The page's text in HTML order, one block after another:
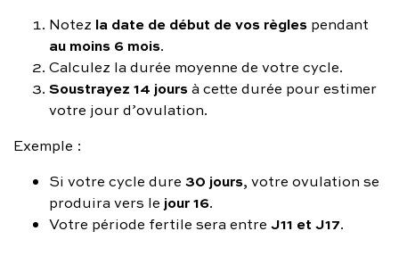
Notez la date de début de vos règles pendant
au moins 6 mois.
Calculez la durée moyenne de votre cycle.
Soustrayez 14 joursà cette durée pour estimer
votre jour d’ovulation.
Exemple :
Si votre cycle dure 30 jours, votre ovulation se
produira vers le jour 16.
Votre période fertile sera entre J11 et J17.